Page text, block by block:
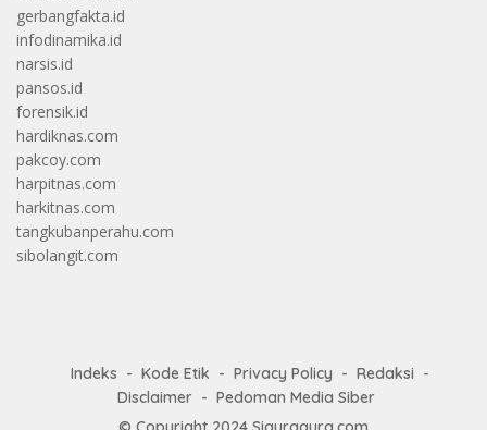
gerbangfakta.id
infodinamika.id
narsis.id
pansos.id
forensik.id
hardiknas.com
pakcoy.com
harpitnas.com
harkitnas.com
tangkubanperahu.com
sibolangit.com
Indeks Kode Etik Privacy Policy
Redaksi
Disclaimer
Pedoman Media Siber